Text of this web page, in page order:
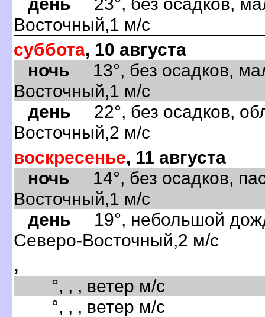
Восточный,1 м/с
суббота, 10 августа
ночь 13°, без осадков,
Восточный,1 м/с
день 22°, без осадков,
Восточный,2 м/с
воскресенье, 11 августа
ночь 14°, без осадков,
Восточный,1 м/с
день 19°, небольшой
Северо-Восточный,2 м/с
,
°, , , ветер м/с
°, , , ветер м/с